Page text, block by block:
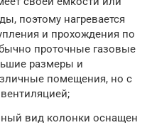
поэтому нагревается
и прохождения по
проточные газовые
размеры и
помещения, но с
вид колонки оснащен